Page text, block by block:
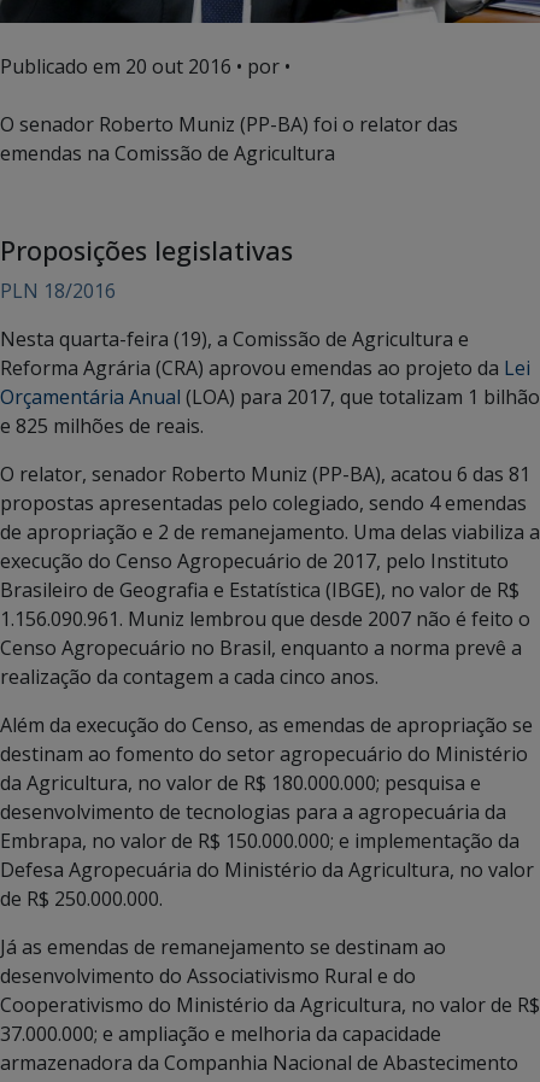
Publicado em 20 out 2016 • por •
O senador Roberto Muniz (PP-BA) foi o relator das
emendas na Comissão de Agricultura
Proposições legislativas
PLN 18/2016
Nesta quarta-feira (19), a Comissão de Agricultura e
Reforma Agrária (CRA) aprovou emendas ao projeto da Lei
Orçamentária Anual (LOA) para 2017, que totalizam 1 bilhão
e 825 milhões de reais.
O relator, senador Roberto Muniz (PP-BA), acatou 6 das 81
propostas apresentadas pelo colegiado, sendo 4 emendas
de apropriação e 2 de remanejamento. Uma delas viabiliza a
execução do Censo Agropecuário de 2017, pelo Instituto
Brasileiro de Geografia e Estatística (IBGE), no valor de R$
1.156.090.961. Muniz lembrou que desde 2007 não é feito o
Censo Agropecuário no Brasil, enquanto a norma prevê a
realização da contagem a cada cinco anos.
Além da execução do Censo, as emendas de apropriação se
destinam ao fomento do setor agropecuário do Ministério
da Agricultura, no valor de R$ 180.000.000; pesquisa e
desenvolvimento de tecnologias para a agropecuária da
Embrapa, no valor de R$ 150.000.000; e implementação da
Defesa Agropecuária do Ministério da Agricultura, no valor
de R$ 250.000.000.
Já as emendas de remanejamento se destinam ao
desenvolvimento do Associativismo Rural e do
Cooperativismo do Ministério da Agricultura, no valor de R$
37.000.000; e ampliação e melhoria da capacidade
armazenadora da Companhia Nacional de Abastecimento